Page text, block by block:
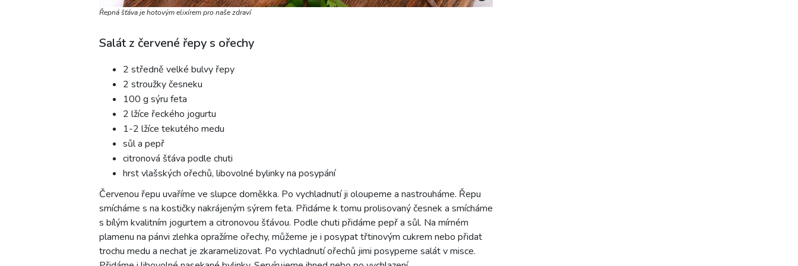
Řepná šťáva je hotovým elixírem pro naše zdraví
Salát z červené řepy s ořechy
2 středně velké bulvy řepy
2 stroužky česneku
100 g sýru feta
2 lžíce řeckého jogurtu
1-2 lžíce tekutého medu
sůl a pepř
citronová šťáva podle chuti
hrst vlašských ořechů, libovolné bylinky na posypání
Červenou řepu uvaříme ve slupce doměkka. Po vychladnutí ji oloupeme a nastrouháme. Řepu
smícháme s na kostičky nakrájeným sýrem feta. Přidáme k tomu prolisovaný česnek a smícháme
s bílým kvalitním jogurtem a citronovou šťávou. Podle chuti přidáme pepř a sůl. Na mírném
plamenu na pánvi zlehka opražíme ořechy, můžeme je i posypat třtinovým cukrem nebo přidat
trochu medu a nechat je zkaramelizovat. Po vychladnutí ořechů jimi posypeme salát v misce.